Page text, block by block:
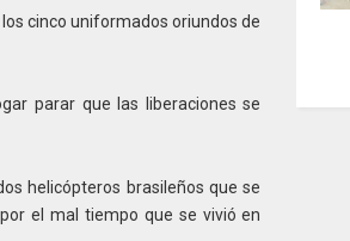
cinco uniformados oriundos de
parar que las liberaciones se
helicópteros brasileños que se
el mal tiempo que se vivió en